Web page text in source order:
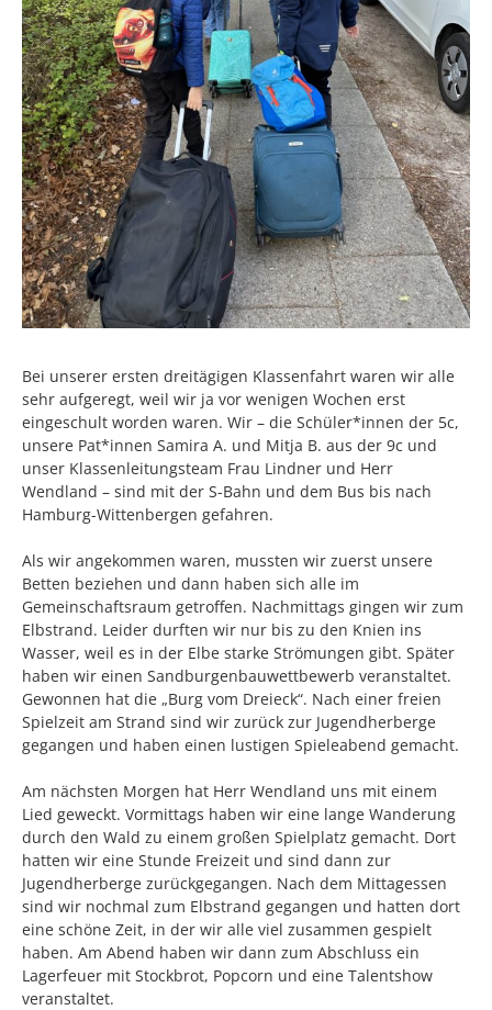
Bei unserer ersten dreitägigen Klassenfahrt waren wir alle
sehr aufgeregt, weil wir ja vor wenigen Wochen erst
eingeschult worden waren. Wir – die Schüler*innen der 5c,
unsere Pat*innen Samira A. und Mitja B. aus der 9c und
unser Klassenleitungsteam Frau Lindner und Herr
Wendland – sind mit der S-Bahn und dem Bus bis nach
Hamburg-Wittenbergen gefahren.
Als wir angekommen waren, mussten wir zuerst unsere
Betten beziehen und dann haben sich alle im
Gemeinschaftsraum getroffen. Nachmittags gingen wir zum
Elbstrand. Leider durften wir nur bis zu den Knien ins
Wasser, weil es in der Elbe starke Strömungen gibt. Später
haben wir einen Sandburgenbauwettbewerb veranstaltet.
Gewonnen hat die „Burg vom Dreieck“. Nach einer freien
Spielzeit am Strand sind wir zurück zur Jugendherberge
gegangen und haben einen lustigen Spieleabend gemacht.
Am nächsten Morgen hat Herr Wendland uns mit einem
Lied geweckt. Vormittags haben wir eine lange Wanderung
durch den Wald zu einem großen Spielplatz gemacht. Dort
hatten wir eine Stunde Freizeit und sind dann zur
Jugendherberge zurückgegangen. Nach dem Mittagessen
sind wir nochmal zum Elbstrand gegangen und hatten dort
eine schöne Zeit, in der wir alle viel zusammen gespielt
haben. Am Abend haben wir dann zum Abschluss ein
Lagerfeuer mit Stockbrot, Popcorn und eine Talentshow
veranstaltet.